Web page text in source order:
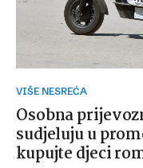
VIŠE NESREĆA
Osobna
sudjeluju u
kupujte djeci